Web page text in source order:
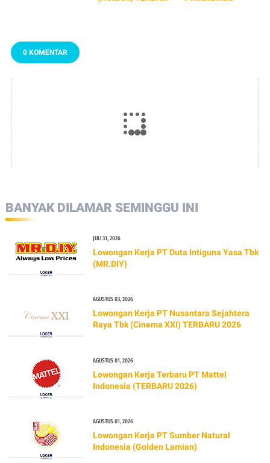
0 KOMENTAR
BANYAK DILAMAR SEMINGGU INI
JULI 31, 2026
Lowongan Kerja PT Duta Intiguna Yasa Tbk
(MR.DIY)
AGUSTUS 03, 2026
Lowongan Kerja PT Nusantara Sejahtera
Raya Tbk (Cinema XXI) TERBARU 2026
AGUSTUS 01, 2026
Lowongan Kerja Terbaru PT Mattel
Indonesia (TERBARU 2026)
AGUSTUS 01, 2026
Lowongan Kerja PT Sumber Natural
Indonesia (Golden Lamian)